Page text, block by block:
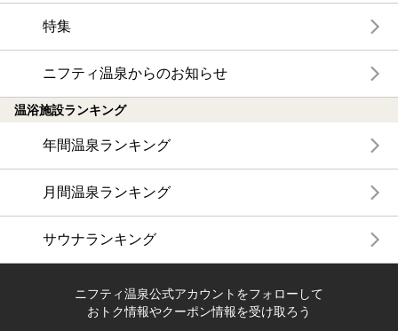
特集
ニフティ温泉からのお知らせ
温浴施設ランキング
年間温泉ランキング
月間温泉ランキング
サウナランキング
ニフティ温泉公式アカウントをフォローして
おトク情報やクーポン情報を受け取ろう